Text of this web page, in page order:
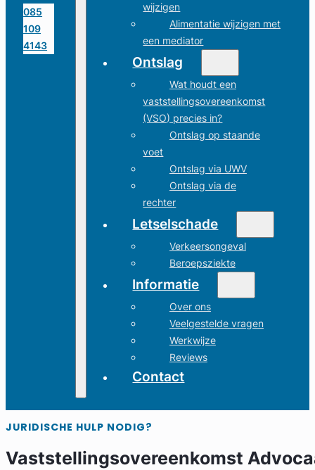
085
109
4143
wijzigen
Alimentatie wijzigen met
een mediator
Ontslag
Wat houdt een
vaststellingsovereenkomst
(VSO) precies in?
Ontslag op staande
voet
Ontslag via UWV
Ontslag via de
rechter
Letselschade
Verkeersongeval
Beroepsziekte
Informatie
Over ons
Veelgestelde vragen
Werkwijze
Reviews
Contact
JURIDISCHE HULP NODIG?
Vaststellingsovereenkomst